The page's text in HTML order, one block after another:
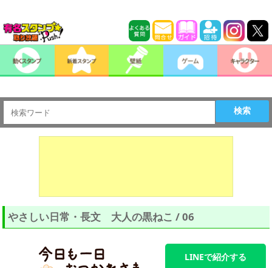
検索
やさしい日常・長文 大人の黒ねこ / 06
LINEで紹介する